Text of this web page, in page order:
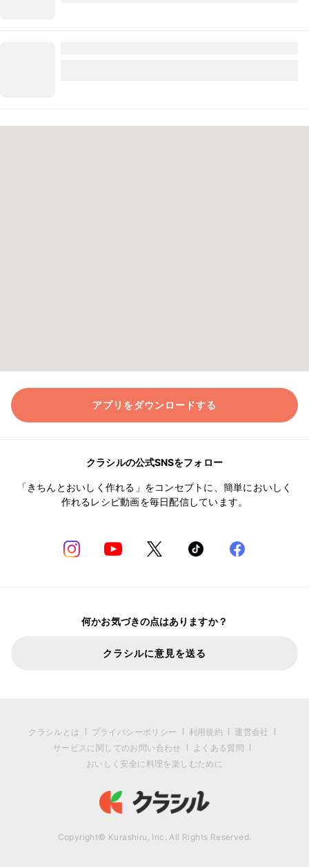
アプリをダウンロードする
クラシルの公式SNSをフォロー
「きちんとおいしく作れる」をコンセプトに、簡単においしく
作れるレシピ動画を毎日配信しています。
何かお気づきの点はありますか？
クラシルに意見を送る
クラシルとは プライバシーポリシー 利用規約
運営会社
サービスに関してのお問い合わせ
よくある質問
おいしく安全に料理を楽しむために
Copyright© Kurashiru, Inc. All Rights Reserved.